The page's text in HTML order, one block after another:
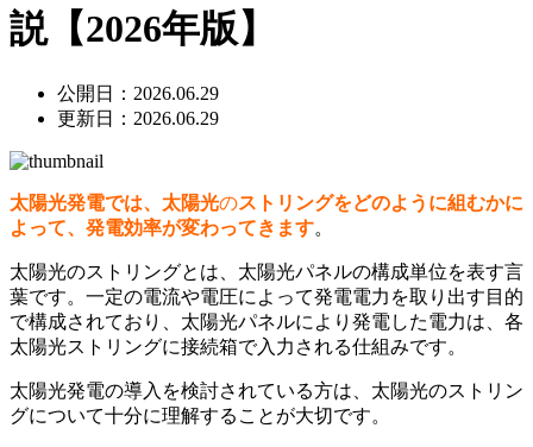
説【2026年版】
公開日：2026.06.29
更新日：2026.06.29
太陽光発電では、太陽光のストリングをどのように組むかに
よって、発電効率が変わってきます。
太陽光のストリングとは、太陽光パネルの構成単位を表す言
葉です。一定の電流や電圧によって発電電力を取り出す目的
で構成されており、太陽光パネルにより発電した電力は、各
太陽光ストリングに接続箱で入力される仕組みです。
太陽光発電の導入を検討されている方は、太陽光のストリン
グについて十分に理解することが大切です。